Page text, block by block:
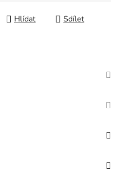
Hlídat Sdílet